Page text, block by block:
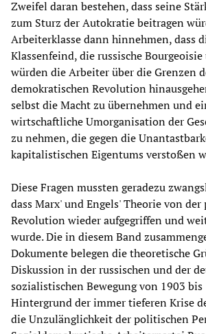
Zweifel daran bestehen, dass seine
zum Sturz der Autokratie beitragen
Arbeiterklasse dann hinnehmen, dass
Klassenfeind, die russische
würden die Arbeiter über die Grenzen
demokratischen Revolution
selbst die Macht zu übernehmen und
wirtschaftliche Umorganisation der
zu nehmen, die gegen die
kapitalistischen Eigentums verstoßen
Diese Fragen mussten geradezu
dass Marx' und Engels' Theorie von
Revolution wieder aufgegriffen und
wurde. Die in diesem Band
Dokumente belegen die theoretische
Diskussion in der russischen und der
sozialistischen Bewegung von 1903 bis
Hintergrund der immer tieferen Krise
die Unzulänglichkeit der politischen